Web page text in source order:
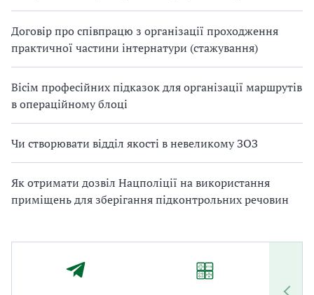
Договір про співпрацю з організації проходження
практичної частини інтернатури (стажування)
Вісім професійних підказок для організації маршрутів
в операційному блоці
Чи створювати відділ якості в невеликому ЗОЗ
Як отримати дозвіл Нацполіції на використання
приміщень для зберігання підконтрольних речовин